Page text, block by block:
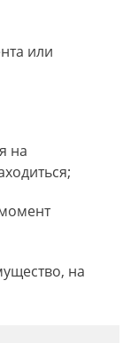
или
на
на